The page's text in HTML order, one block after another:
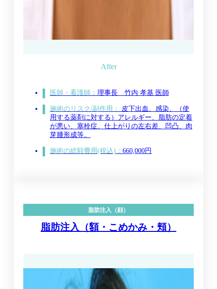
医師・看護師： 理事長 竹内 孝基 医師
施術のリスク/副作用：
皮下出血、感染、（使
用する薬剤に対する）アレルギー、脂肪の定着
が悪い、塞栓症、仕上がりの左右差、凹凸、肉
芽腫形成等。
施術の総額費用(税込)： 660,000円
脂肪注入（顔）
脂肪注入（額・こめかみ・頬）